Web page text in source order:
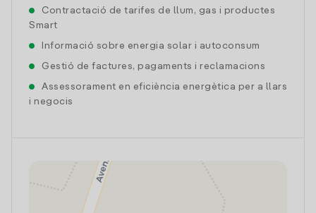
Contractació de tarifes de llum, gas i productes
Smart
Informació sobre energia solar i autoconsum
Gestió de factures, pagaments i reclamacions
Assessorament en eficiència energètica per a llars
i negocis